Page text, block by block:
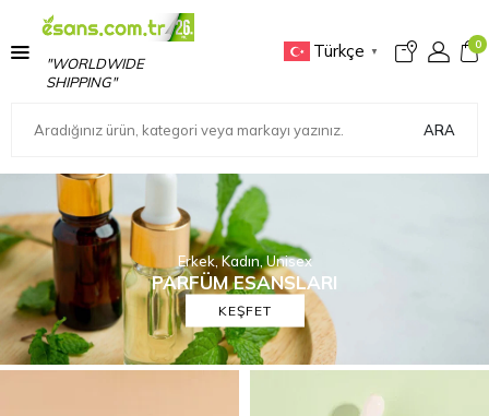
"WORLDWIDE
SHIPPING"
Türkçe ▼
0
ARA
Erkek, Kadın, Unisex
PARFÜM ESANSLARI
KEŞFET